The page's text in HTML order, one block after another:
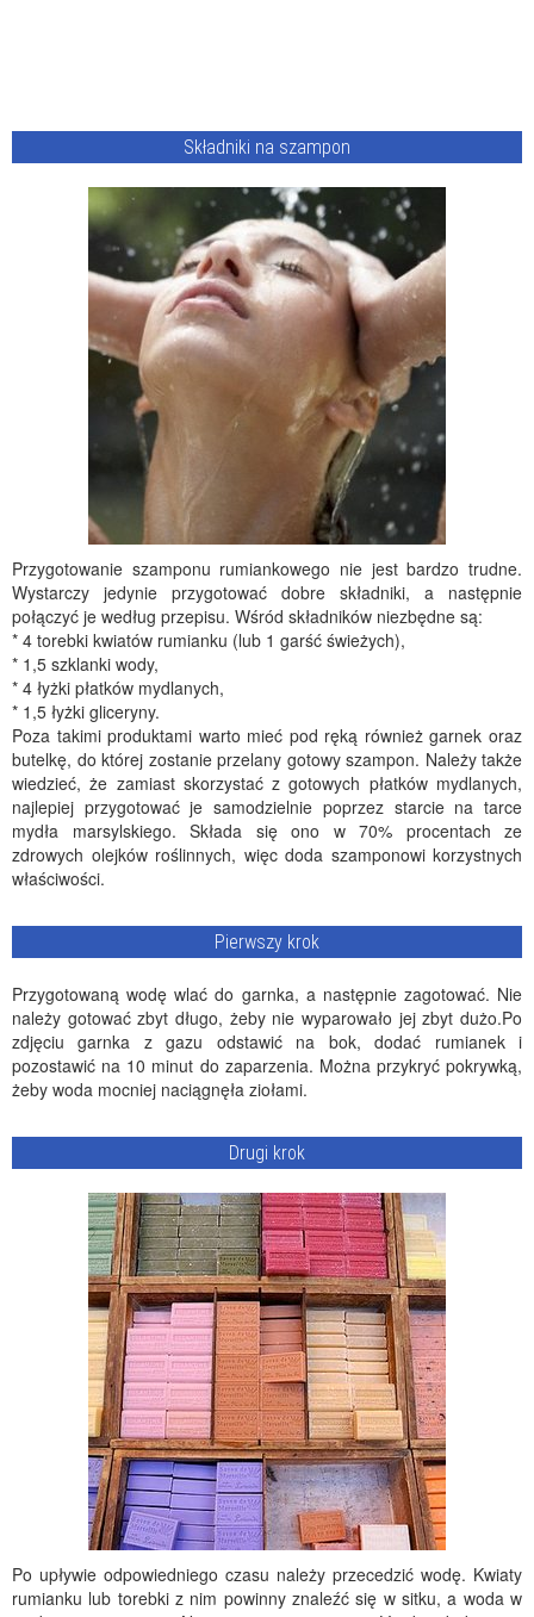
Składniki na szampon
Przygotowanie szamponu rumiankowego nie jest bardzo trudne.
Wystarczy jedynie przygotować dobre składniki, a następnie
połączyć je według przepisu. Wśród składników niezbędne są:
* 4 torebki kwiatów rumianku (lub 1 garść świeżych),
* 1,5 szklanki wody,
* 4 łyżki płatków mydlanych,
* 1,5 łyżki gliceryny.
Poza takimi produktami warto mieć pod ręką również garnek oraz
butelkę, do której zostanie przelany gotowy szampon. Należy także
wiedzieć, że zamiast skorzystać z gotowych płatków mydlanych,
najlepiej przygotować je samodzielnie poprzez starcie na tarce
mydła marsylskiego. Składa się ono w 70% procentach ze
zdrowych olejków roślinnych, więc doda szamponowi korzystnych
właściwości.
Pierwszy krok
Przygotowaną wodę wlać do garnka, a następnie zagotować. Nie
należy gotować zbyt długo, żeby nie wyparowało jej zbyt dużo.Po
zdjęciu garnka z gazu odstawić na bok, dodać rumianek i
pozostawić na 10 minut do zaparzenia. Można przykryć pokrywką,
żeby woda mocniej naciągnęła ziołami.
Drugi krok
Po upływie odpowiedniego czasu należy przecedzić wodę. Kwiaty
rumianku lub torebki z nim powinny znaleźć się w sitku, a woda w